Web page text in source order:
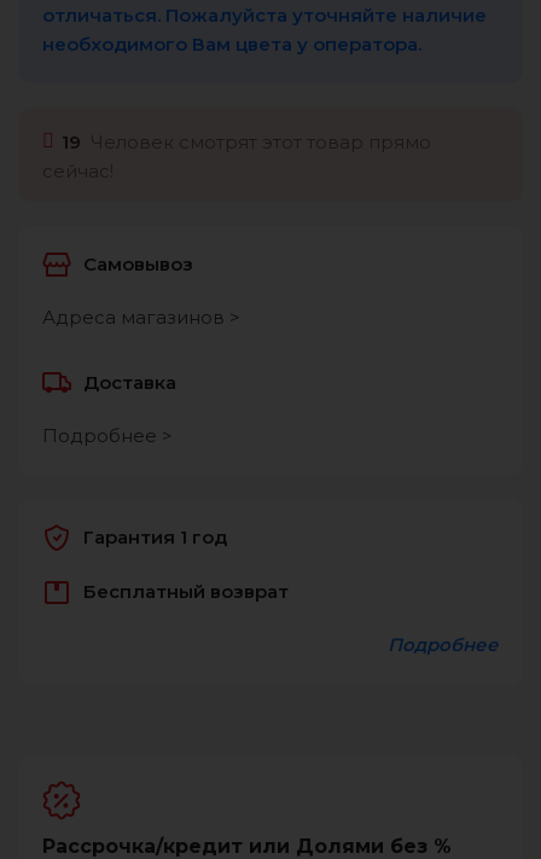
отличаться. Пожалуйста уточняйте наличие
необходимого Вам цвета у оператора.
19
Самовывоз
Адреса магазинов >
Доставка
Подробнее >
Гарантия 1 год
Бесплатный возврат
Подробнее
Рассрочка/кредит или Долями без %